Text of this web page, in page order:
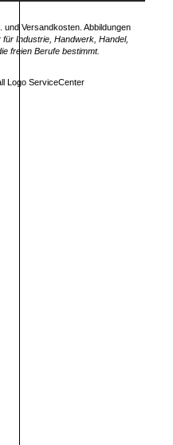
und Versandkosten. Abbildungen
für Industrie, Handwerk, Handel,
freien Berufe bestimmt.